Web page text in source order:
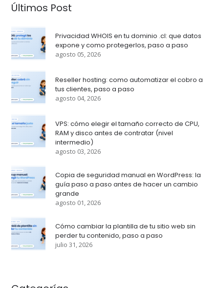
Últimos Post
Privacidad WHOIS en tu dominio .cl: que datos
expone y como protegerlos, paso a paso
agosto 05, 2026
Reseller hosting: como automatizar el cobro a
tus clientes, paso a paso
agosto 04, 2026
VPS: cómo elegir el tamaño correcto de CPU,
RAM y disco antes de contratar (nivel
intermedio)
agosto 03, 2026
Copia de seguridad manual en WordPress: la
guía paso a paso antes de hacer un cambio
grande
agosto 01, 2026
Cómo cambiar la plantilla de tu sitio web sin
perder tu contenido, paso a paso
julio 31, 2026